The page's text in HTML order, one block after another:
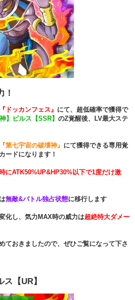
！
『ドッカンフェス』 にて、超低確率で獲得で
】ビルス【SSR】 のZ覚醒後、LV最大ステ
『第七宇宙の破壊神』 にて獲得できる専用覚
ードになります！
にATK50%UP&HP30%以下で1度だけ激
無敵&バトル独占状態に移行します
化し、気力MAX時の威力は超絶特大ダメー
ておきましたので、ぜひご覧になって下さ
ス【UR】